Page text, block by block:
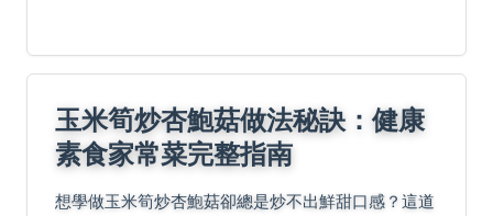
玉米筍炒杏鮑菇做法秘訣：健康
素食家常菜完整指南
想學做玉米筍炒杏鮑菇卻總是炒不出鮮甜口感？這道